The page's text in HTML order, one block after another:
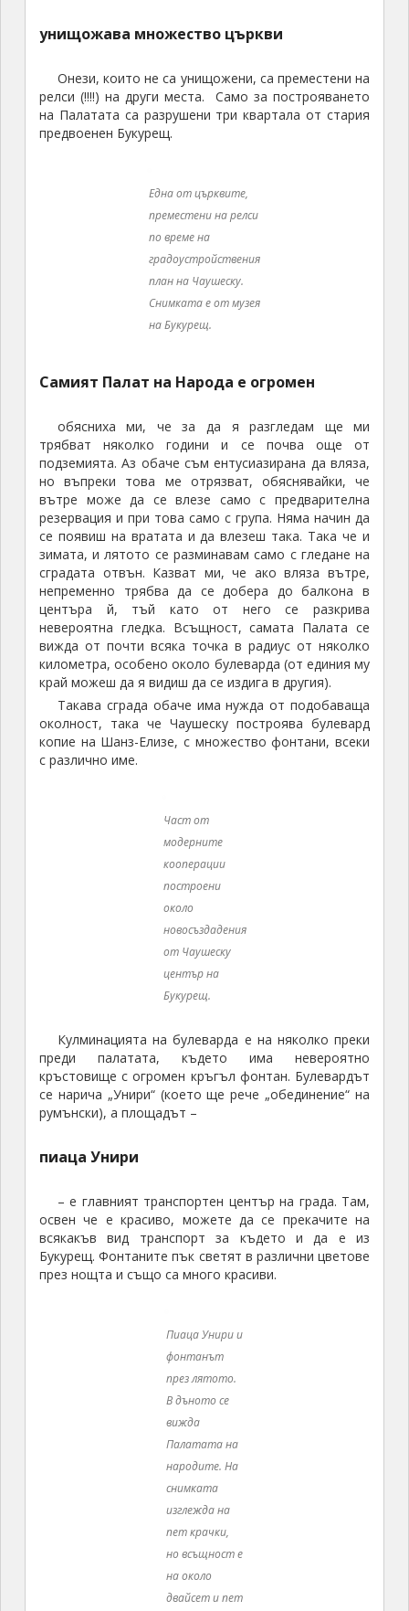
унищожава множество църкви
Онези, които не са унищожени, са преместени на
релси (!!!!) на други места. Само за построяването
на Палатата са разрушени три квартала от стария
предвоенен Букурещ.
Една от църквите, преместени на релси по време на
градоустройствения план на Чаушеску. Снимката е от музея
Самият Палат на Народа е огромен
обясниха ми, че за да я разгледам ще ми
подземията. Аз обаче съм ентусиазирана да вляза,
но въпреки това ме отрязват, обяснявайки, че
вътре може да се влезе само с предварителна
резервация и при това само с група. Няма начин да
се появиш на вратата и да влезеш така. Така че и
зимата, и лятото се разминавам само с гледане на
сградата отвън. Казват ми, че ако вляза вътре,
непременно трябва да се добера до балкона в
центъра й, тъй като от него се разкрива
невероятна гледка. Всъщност, самата Палата се
вижда от почти всяка точка в радиус от няколко
километра, особено около булеварда (от единия му
край можеш да я видиш да се издига в другия).
Такава сграда обаче има нужда от подобаваща
околност, така че Чаушеску построява булевард
копие на Шанз-Елизе, с множество фонтани, всеки
с различно име.
кооперации
построени
около
новосъздадения
от Чаушеску
център на
Букурещ.
Кулминацията на булеварда е на няколко преки
кръстовище с огромен кръгъл фонтан. Булевардът
се нарича „Унири“ (което ще рече „обединение“ на
румънски), а площадът –
пиаца Унири
– е главният транспортен център на града. Там,
всякакъв вид транспорт за където и да е из
Букурещ. Фонтаните пък светят в различни цветове
през нощта и също са много красиви.
през лятото.
В дъното се
вижда
Палатата на
народите. На
снимката
изглежда на
пет крачки,
но всъщност е
на около
двайсет и пет
минути път –
разстоянията